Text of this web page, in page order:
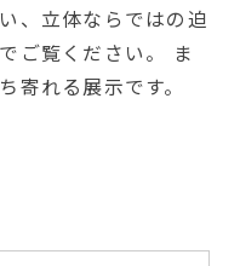
、立体ならではの迫
ご覧ください。 ま
寄れる展示です。